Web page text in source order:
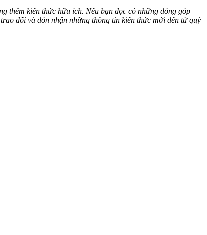
thêm kiến thức hữu ích. Nếu bạn đọc có những đóng góp
đổi và đón nhận những thông tin kiến thức mới đến từ quý